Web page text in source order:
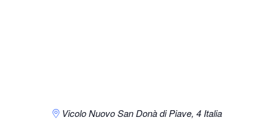
Vicolo Nuovo San Donà di Piave, 4 Italia